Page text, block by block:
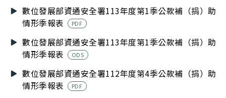
數位發展部資通安全署113年度第1季公款補（捐）助
情形季報表
PDF
數位發展部資通安全署113年度第1季公款補（捐）助
情形季報表
ODS
數位發展部資通安全署112年度第4季公款補（捐）助
情形季報表
PDF